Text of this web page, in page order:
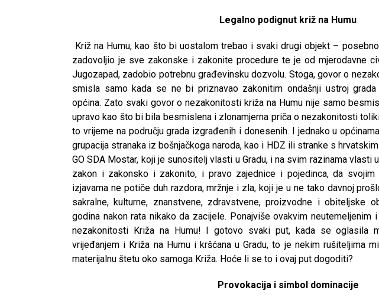
Legalno podignut križ na Humu
Križ na Humu, kao što bi uostalom trebao i svaki drugi objekt –
zadovoljio je sve zakonske i zakonite procedure te je od mjerodavne
Jugozapad, zadobio potrebnu građevinsku dozvolu. Stoga, govor o
smisla samo kada se ne bi priznavao zakonitim ondašnji ustroj
općina. Zato svaki govor o nezakonitosti križa na Humu nije samo
upravo kao što bi bila besmislena i zlonamjerna priča o nezakonitosti
to vrijeme na području grada izgrađenih i donesenih. I jednako u
grupacija stranaka iz bošnjačkoga naroda, kao i HDZ ili stranke s
GO SDA Mostar, koji je sunositelj vlasti u Gradu, i na svim razinama vlasti
zakon i zakonsko i zakonito, i pravo zajednice i pojedinca, da svojim
izjavama ne potiče duh razdora, mržnje i zla, koji je u ne tako davnoj
sakralne, kulturne, znanstvene, zdravstvene, proizvodne i obiteljske
godina nakon rata nikako da zacijele. Ponajviše ovakvim neutemeljenim
nezakonitosti Križa na Humu! I gotovo svaki put, kada se oglasila
vrijeđanjem i Križa na Humu i kršćana u Gradu, to je nekim rušiteljima
materijalnu štetu oko samoga Križa. Hoće li se to i ovaj put dogoditi?
Provokacija i simbol dominacije